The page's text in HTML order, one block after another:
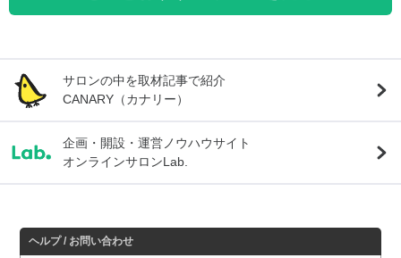
サロンの中を取材記事で紹介
CANARY（カナリー）
企画・開設・運営ノウハウサイト
オンラインサロンLab.
ヘルプ / お問い合わせ